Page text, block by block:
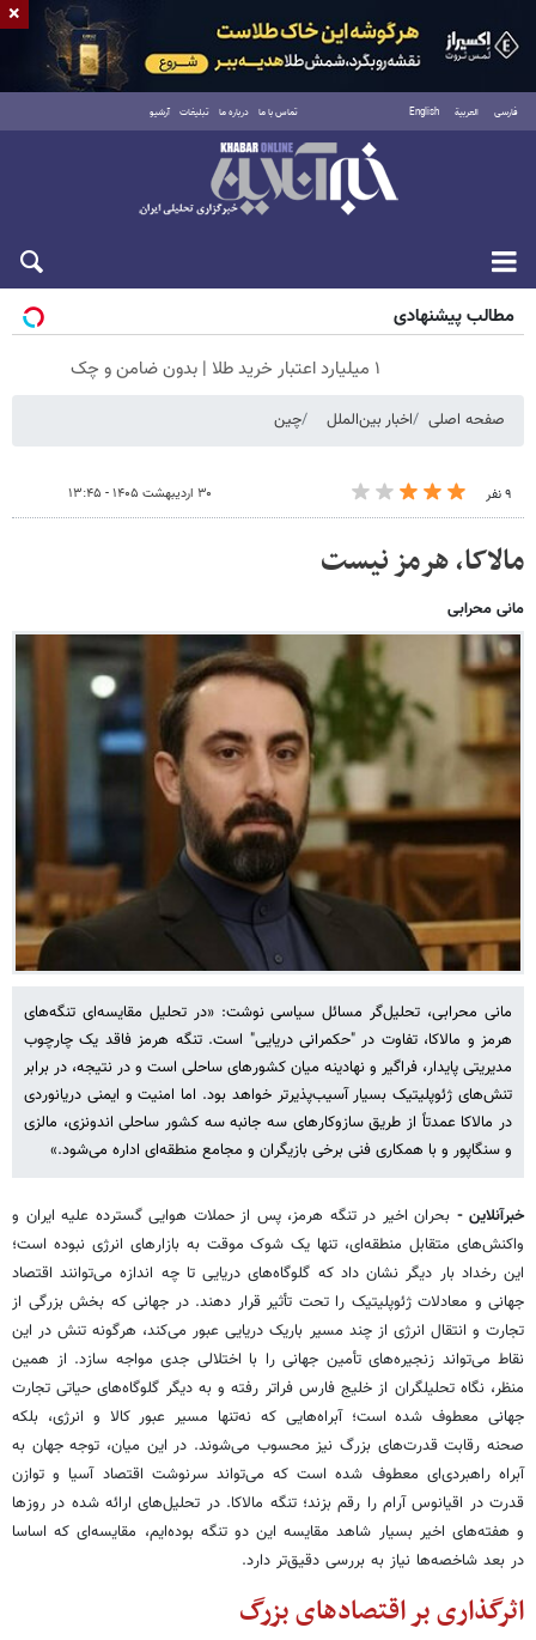
فارسی العربية English تماس با ما درباره ما تبلیغات آرشیو
شنبه ۱۷ مرداد ۱۴۰۵
مطالب پیشنهادی
۱ میلیارد اعتبار خرید طلا | بدون ضامن و چک
صفحه اصلی اخبار بین‌الملل چین
۹ نفر ۳۰ اردیبهشت ۱۴۰۵ - ۱۳:۴۵
مالاکا، هرمز نیست
مانی محرابی
مانی محرابی، تحلیل‌گر مسائل سیاسی نوشت: «در تحلیل مقایسه‌ای تنگه‌های
هرمز و مالاکا، تفاوت در "حکمرانی دریایی" است. تنگه هرمز فاقد یک چارچوب
مدیریتی پایدار، فراگیر و نهادینه میان کشورهای ساحلی است و در نتیجه، در برابر
تنش‌های ژئوپلیتیک بسیار آسیب‌پذیرتر خواهد بود. اما امنیت و ایمنی دریانوردی
در مالاکا عمدتاً از طریق سازوکارهای سه جانبه سه کشور ساحلی اندونزی، مالزی
و سنگاپور و با همکاری فنی برخی بازیگران و مجامع منطقه‌ای اداره می‌شود.»
خبرآنلاین - بحران اخیر در تنگه هرمز، پس از حملات هوایی گسترده علیه ایران و
واکنش‌های متقابل منطقه‌ای، تنها یک شوک موقت به بازارهای انرژی نبوده است؛
این رخداد بار دیگر نشان داد که گلوگاه‌های دریایی تا چه اندازه می‌توانند اقتصاد
جهانی و معادلات ژئوپلیتیک را تحت تأثیر قرار دهند. در جهانی که بخش بزرگی از
تجارت و انتقال انرژی از چند مسیر باریک دریایی عبور می‌کند، هرگونه تنش در این
نقاط می‌تواند زنجیره‌های تأمین جهانی را با اختلالی جدی مواجه سازد. از همین
منظر، نگاه تحلیلگران از خلیج فارس فراتر رفته و به دیگر گلوگاه‌های حیاتی تجارت
جهانی معطوف شده است؛ آبراه‌هایی که نه‌تنها مسیر عبور کالا و انرژی، بلکه
صحنه رقابت قدرت‌های بزرگ نیز محسوب می‌شوند. در این میان، توجه جهان به
آبراه راهبردی‌ای معطوف شده است که می‌تواند سرنوشت اقتصاد آسیا و توازن
قدرت در اقیانوس آرام را رقم بزند؛ تنگه مالاکا. در تحلیل‌های ارائه شده در روزها
و هفته‌های اخیر بسیار شاهد مقایسه این دو تنگه بوده‌ایم، مقایسه‌ای که اساسا
در بعد شاخصه‌ها نیاز به بررسی دقیق‌تر دارد.
اثرگذاری بر اقتصادهای بزرگ
×